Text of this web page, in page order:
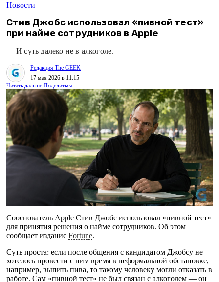
Новости
Стив Джобс использовал «пивной тест»
при найме сотрудников в Apple
И суть далеко не в алкоголе.
Редакция The GEEK
17 мая 2026 в 11:15
Читать дальше Поделиться
Сооснователь Apple Стив Джобс использовал «пивной тест»
для принятия решения о найме сотрудников. Об этом
сообщает издание Fortune.
Суть проста: если после общения с кандидатом Джобсу не
хотелось провести с ним время в неформальной обстановке,
например, выпить пива, то такому человеку могли отказать в
работе. Сам «пивной тест» не был связан с алкоголем — он